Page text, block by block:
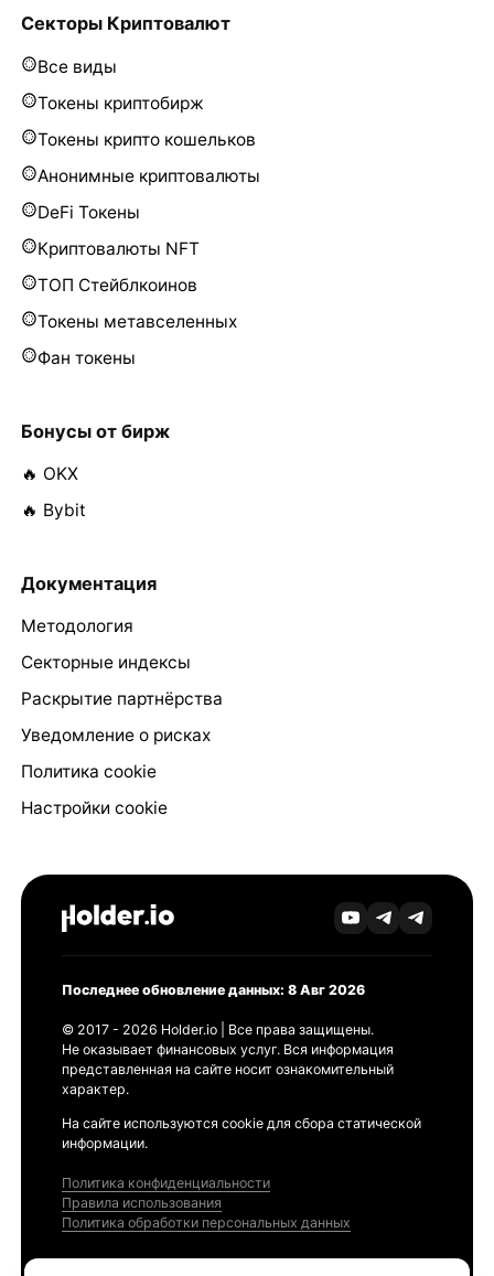
Секторы Криптовалют
Все виды
Токены криптобирж
Токены крипто кошельков
Анонимные криптовалюты
DeFi Токены
Криптовалюты NFT
ТОП Стейблкоинов
Токены метавселенных
Фан токены
Бонусы от бирж
🔥 OKX
🔥 Bybit
Документация
Методология
Секторные индексы
Раскрытие партнёрства
Уведомление о рисках
Политика cookie
Настройки cookie
Последнее обновление данных: 8 Авг 2026
© 2017 - 2026 Holder.io | Все права защищены.
Не оказывает финансовых услуг. Вся информация
представленная на сайте носит ознакомительный
характер.
На сайте используются cookie для сбора статической
информации.
Политика конфиденциальности
Правила использования
Политика обработки персональных данных